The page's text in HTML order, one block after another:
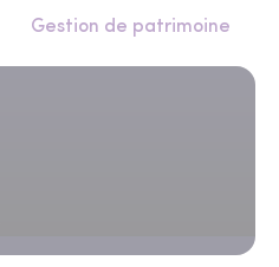
Gestion de patrimoine